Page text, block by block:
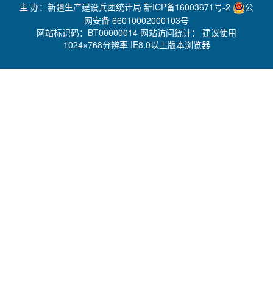
主 办：新疆生产建设兵团统计局 新ICP备16003671号-2
公
网安备 66010002000103号
网站标识码：BT00000014 网站访问统计： 建议使用
1024×768分辨率 IE8.0以上版本浏览器